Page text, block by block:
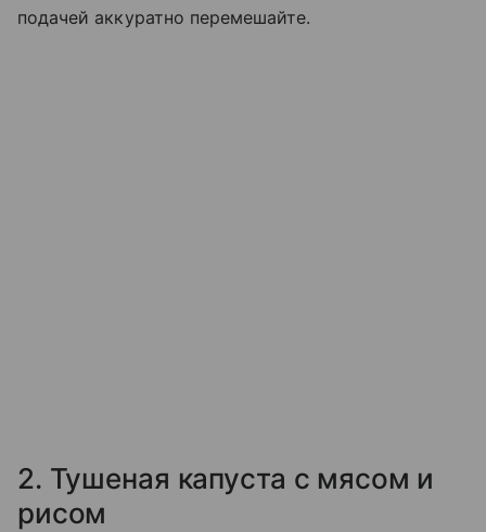
подачей аккуратно перемешайте.
2. Тушеная капуста с мясом и
рисом